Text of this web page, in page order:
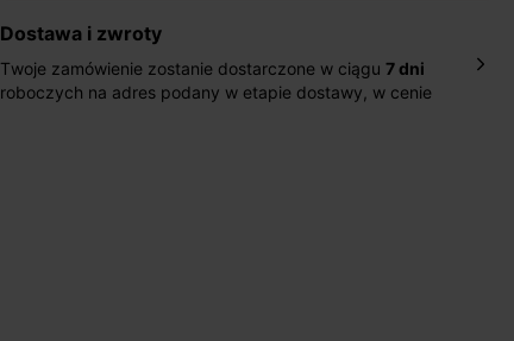
Dostawa i zwroty
Twoje zamówienie zostanie dostarczone w ciągu 7 dni
roboczych na adres podany w etapie dostawy, w cenie